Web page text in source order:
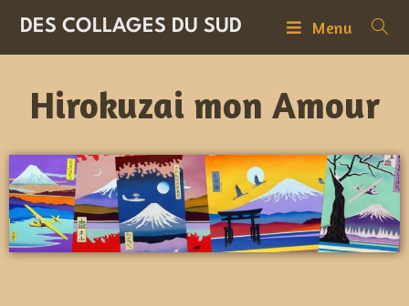
DES COLLAGES DU SUD Menu
Hirokuzai mon Amour